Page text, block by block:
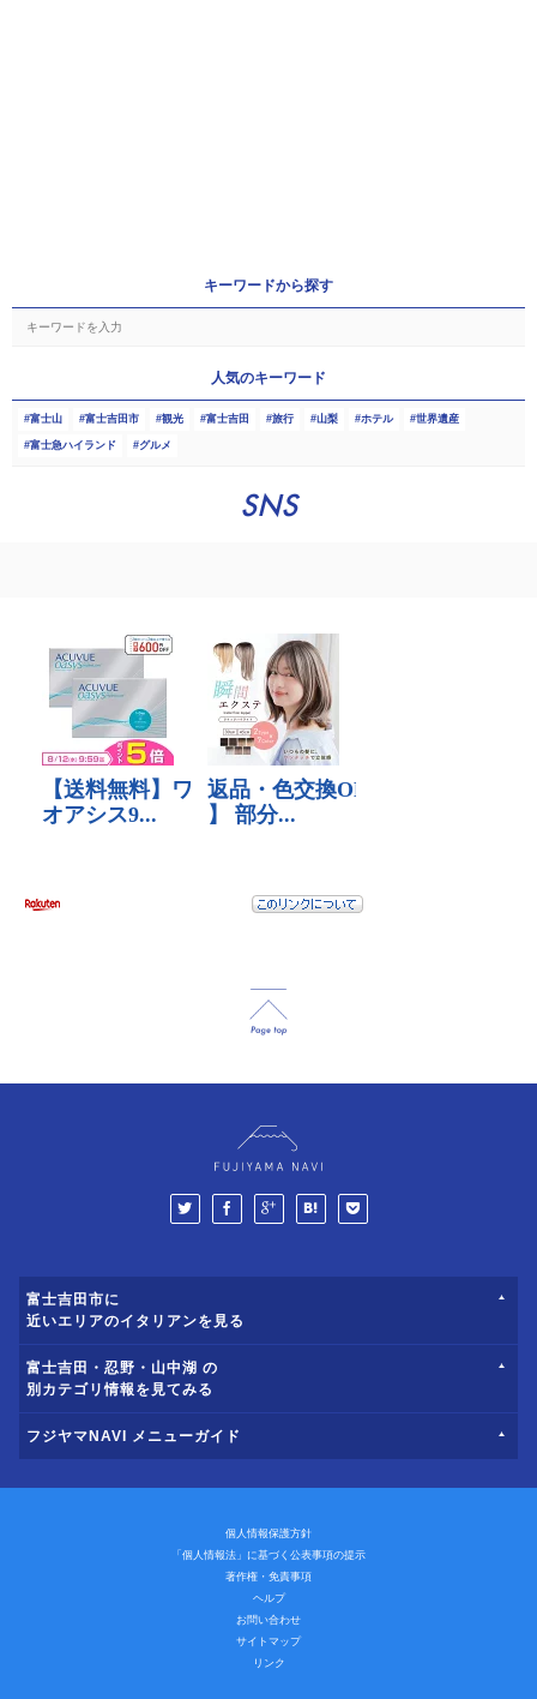
キーワードから探す
人気のキーワード
富士山 富士吉田市 観光 富士吉田 旅行 山梨 ホテル 世界遺産
富士急ハイランド グルメ
SNS
富士吉田市に
近いエリアのイタリアンを見る
富士吉田・忍野・山中湖 の
別カテゴリ情報を見てみる
フジヤマNAVI メニューガイド
個人情報保護方針
「個人情報法」に基づく公表事項の提示
著作権・免責事項
ヘルプ
お問い合わせ
サイトマップ
リンク